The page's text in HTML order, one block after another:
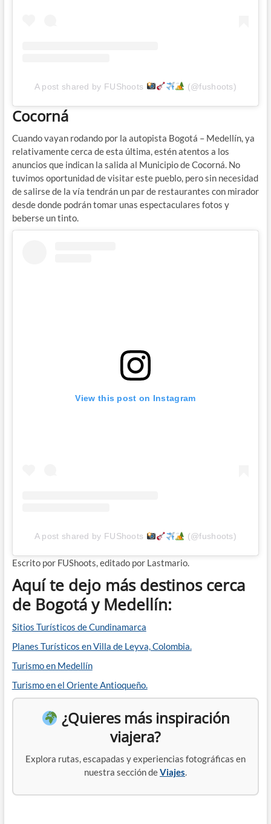
A post shared by FUShoots (@fushoots)
Cocorná
Cuando vayan rodando por la autopista Bogotá – Medellín, ya
relativamente cerca de esta última, estén atentos a los
anuncios que indican la salida al Municipio de Cocorná. No
tuvimos oportunidad de visitar este pueblo, pero sin necesidad
de salirse de la vía tendrán un par de restaurantes con mirador
desde donde podrán tomar unas espectaculares fotos y
beberse un tinto.
View this post on Instagram
A post shared by FUShoots (@fushoots)
Escrito por FUShoots, editado por Lastmario.
Aquí te dejo más destinos cerca
de Bogotá y Medellín:
Sitios Turísticos de Cundinamarca
Planes Turísticos en Villa de Leyva, Colombia.
Turismo en Medellín
Turismo en el Oriente Antioqueño.
¿Quieres más inspiración
viajera?
Explora rutas, escapadas y experiencias fotográficas en
nuestra sección deViajes.